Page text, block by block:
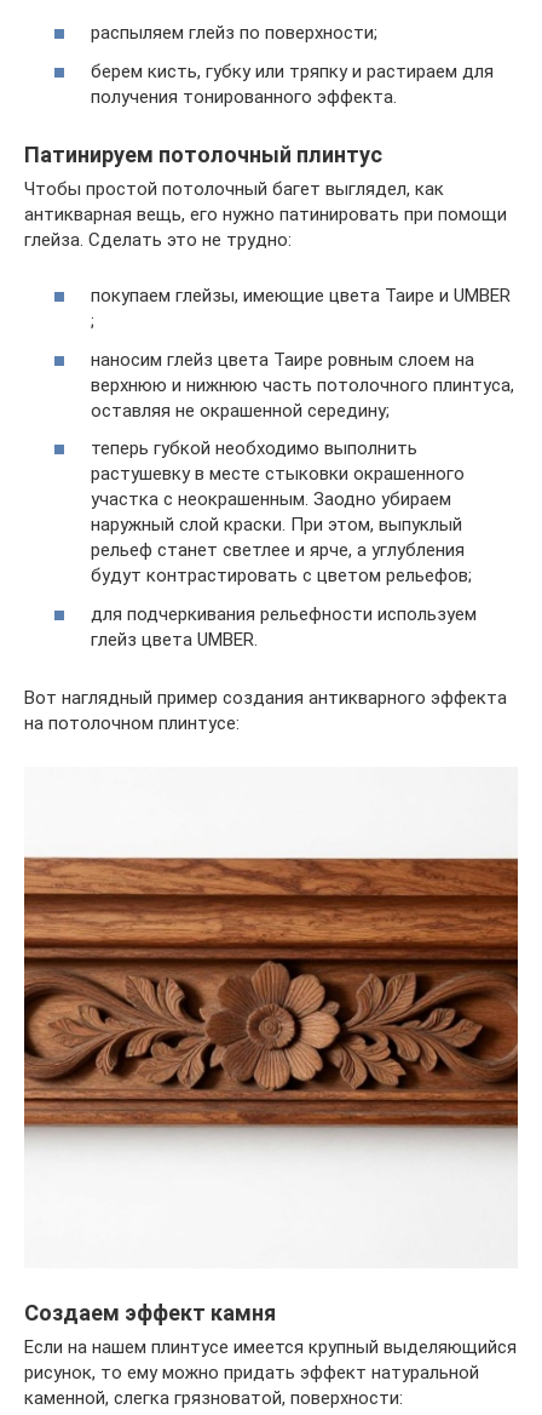
распыляем глейз по поверхности;
берем кисть, губку или тряпку и растираем для
получения тонированного эффекта.
Патинируем потолочный плинтус
Чтобы простой потолочный багет выглядел, как
антикварная вещь, его нужно патинировать при помощи
глейза. Сделать это не трудно:
покупаем глейзы, имеющие цвета Таире и UMBER
;
наносим глейз цвета Таире ровным слоем на
верхнюю и нижнюю часть потолочного плинтуса,
оставляя не окрашенной середину;
теперь губкой необходимо выполнить
растушевку в месте стыковки окрашенного
участка с неокрашенным. Заодно убираем
наружный слой краски. При этом, выпуклый
рельеф станет светлее и ярче, а углубления
будут контрастировать с цветом рельефов;
для подчеркивания рельефности используем
глейз цвета UMBER.
Вот наглядный пример создания антикварного эффекта
на потолочном плинтусе:
Создаем эффект камня
Если на нашем плинтусе имеется крупный выделяющийся
рисунок, то ему можно придать эффект натуральной
каменной, слегка грязноватой, поверхности: